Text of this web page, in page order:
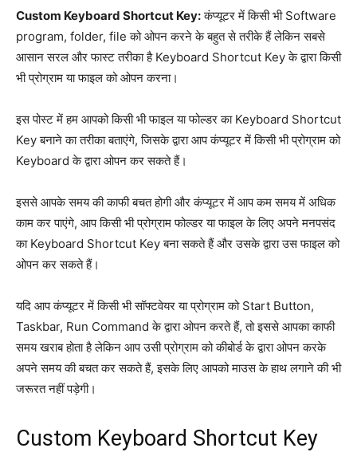
Custom Keyboard Shortcut Key:कंप्यूटर में किसी भी Software
program, folder, file को ओपन करने के बहुत से तरीके हैं लेकिन सबसे
आसान सरल और फास्ट तरीका है Keyboard Shortcut Key के द्वारा किसी
भी प्रोग्राम या फाइल को ओपन करना।
इस पोस्ट में हम आपको किसी भी फाइल या फोल्डर का Keyboard Shortcut
Key बनाने का तरीका बताएंगे, जिसके द्वारा आप कंप्यूटर में किसी भी प्रोग्राम को
Keyboard के द्वारा ओपन कर सकते हैं।
इससे आपके समय की काफी बचत होगी और कंप्यूटर में आप कम समय में अधिक
काम कर पाएंगे, आप किसी भी प्रोग्राम फोल्डर या फाइल के लिए अपने मनपसंद
का Keyboard Shortcut Key बना सकते हैं और उसके द्वारा उस फाइल को
ओपन कर सकते हैं।
यदि आप कंप्यूटर में किसी भी सॉफ्टवेयर या प्रोग्राम को Start Button,
Taskbar, Run Command के द्वारा ओपन करते हैं, तो इससे आपका काफी
समय खराब होता है लेकिन आप उसी प्रोग्राम को कीबोर्ड के द्वारा ओपन करके
अपने समय की बचत कर सकते हैं, इसके लिए आपको माउस के हाथ लगाने की भी
जरूरत नहीं पड़ेगी।
Custom Keyboard Shortcut Key